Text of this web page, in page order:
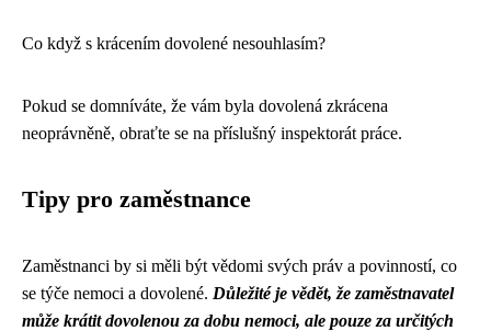
Co když s krácením dovolené nesouhlasím?
Pokud se domníváte, že vám byla dovolená zkrácena
neoprávněně, obraťte se na příslušný inspektorát práce.
Tipy pro zaměstnance
Zaměstnanci by si měli být vědomi svých práv a povinností, co
se týče nemoci a dovolené. Důležité je vědět, že zaměstnavatel
může krátit dovolenou za dobu nemoci, ale pouze za určitých